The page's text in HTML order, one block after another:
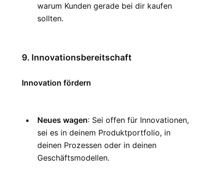
warum Kunden gerade bei dir kaufen
sollten.
9. Innovationsbereitschaft
Innovation fördern
Neues wagen: Sei offen für Innovationen,
sei es in deinem Produktportfolio, in
deinen Prozessen oder in deinen
Geschäftsmodellen.